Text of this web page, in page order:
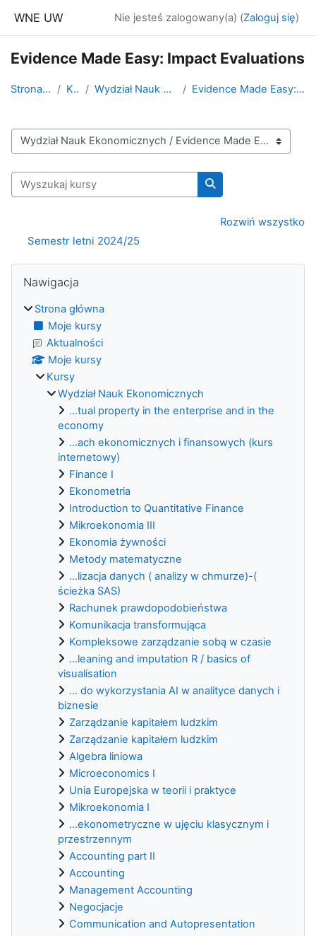
WNE UW Nie jesteś zalogowany(a) (Zaloguj się)
Evidence Made Easy: Impact Evaluations
Strona główna Kursy Wydział Nauk Ekonomicznych Evidence Made Easy: Impact Evaluations
Kategorie kursów
Wyszukaj kursy
Wyszukaj kursy
Rozwiń wszystko
Semestr letni 2024/25
Bloki
Nawigacja
Strona główna
Moje kursy
Aktualności
Moje kursy
Kursy
Wydział Nauk Ekonomicznych
...tual property in the enterprise and in the
economy
...ach ekonomicznych i finansowych (kurs
internetowy)
Finance I
Ekonometria
Introduction to Quantitative Finance
Mikroekonomia III
Ekonomia żywności
Metody matematyczne
...lizacja danych ( analizy w chmurze)-(
ścieżka SAS)
Rachunek prawdopodobieństwa
Komunikacja transformująca
Kompleksowe zarządzanie sobą w czasie
...leaning and imputation R / basics of
visualisation
... do wykorzystania AI w analityce danych i
biznesie
Zarządzanie kapitałem ludzkim
Zarządzanie kapitałem ludzkim
Algebra liniowa
Microeconomics I
Unia Europejska w teorii i praktyce
Mikroekonomia I
...ekonometryczne w ujęciu klasycznym i
przestrzennym
Accounting part II
Accounting
Management Accounting
Negocjacje
Communication and Autopresentation